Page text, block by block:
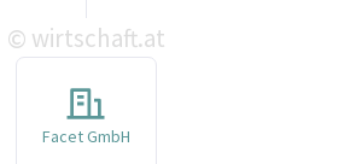
© wirtschaft.at
Facet GmbH